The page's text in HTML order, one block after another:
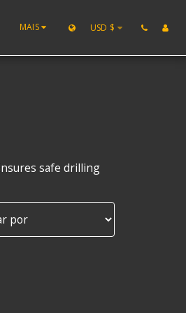
MAIS USD $
safe drilling